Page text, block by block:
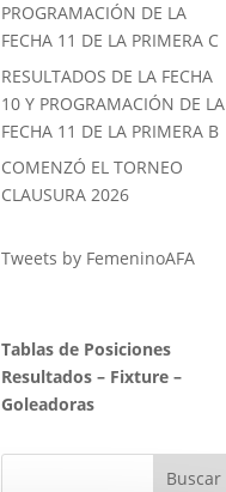
PROGRAMACIÓN DE LA
FECHA 11 DE LA PRIMERA C
RESULTADOS DE LA FECHA
10 Y PROGRAMACIÓN DE LA
FECHA 11 DE LA PRIMERA B
COMENZÓ EL TORNEO
CLAUSURA 2026
Tweets by FemeninoAFA
Tablas de Posiciones
Resultados – Fixture –
Goleadoras